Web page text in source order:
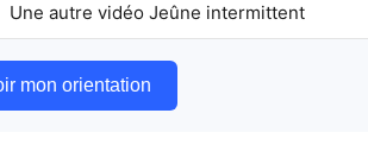
Une autre vidéo Jeûne intermittent
mon orientation